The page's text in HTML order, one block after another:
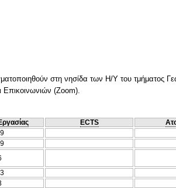
στη νησίδα των Η/Υ του τμήματος
Επικοινωνιών (Zoom).
ECTS